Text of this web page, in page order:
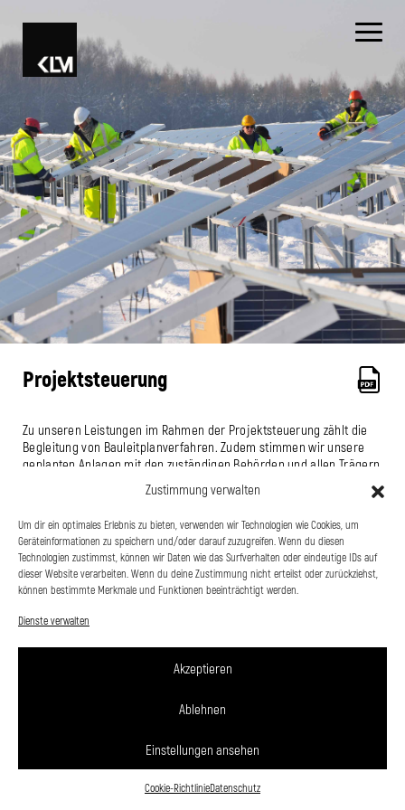
Zustimmung verwalten
Um dir ein optimales Erlebnis zu bieten, verwenden wir Technologien wie Cookies, um
Geräteinformationen zu speichern und/oder darauf zuzugreifen. Wenn du diesen
Technologien zustimmst, können wir Daten wie das Surfverhalten oder eindeutige IDs auf
dieser Website verarbeiten. Wenn du deine Zustimmung nicht erteilst oder zurückziehst,
können bestimmte Merkmale und Funktionen beeinträchtigt werden.
Dienste verwalten
Akzeptieren
Ablehnen
Einstellungen ansehen
Cookie-RichtlinieDatenschutz
Projektsteuerung
Zu unseren Leistungen im Rahmen der Projektsteuerung zählt die
Begleitung von Bauleitplanverfahren. Zudem stimmen wir unsere
geplanten Anlagen mit den zuständigen Behörden und allen Trägern
öffentlicher Belange ab.